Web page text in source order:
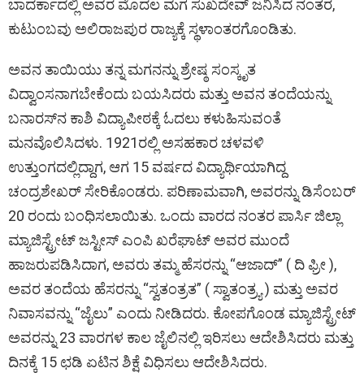
ಬಾದರ್ಕಾದಲ್ಲಿ ಅವರ ಮೊದಲ ಮಗ ಸುಖದೇವ್ ಜನಿಸಿದ ನಂತರ,
ಕುಟುಂಬವು ಅಲಿರಾಜಪುರ ರಾಜ್ಯಕ್ಕೆ ಸ್ಥಳಾಂತರಗೊಂಡಿತು.
ಅವನ ತಾಯಿಯು ತನ್ನ ಮಗನನ್ನು ಶ್ರೇಷ್ಠ ಸಂಸ್ಕೃತ
ವಿದ್ವಾಂಸನಾಗಬೇಕೆಂದು ಬಯಸಿದರು ಮತ್ತು ಅವನ ತಂದೆಯನ್ನು
ಬನಾರಸ್‌ನ ಕಾಶಿ ವಿದ್ಯಾಪೀಠಕ್ಕೆ ಓದಲು ಕಳುಹಿಸುವಂತೆ
ಮನವೊಲಿಸಿದಳು. 1921ರಲ್ಲಿ ಅಸಹಕಾರ ಚಳವಳಿ
ಉತ್ತುಂಗದಲ್ಲಿದ್ದಾಗ, ಆಗ 15 ವರ್ಷದ ವಿದ್ಯಾರ್ಥಿಯಾಗಿದ್ದ
ಚಂದ್ರಶೇಖರ್ ಸೇರಿಕೊಂಡರು. ಪರಿಣಾಮವಾಗಿ, ಅವರನ್ನು ಡಿಸೆಂಬರ್
20 ರಂದು ಬಂಧಿಸಲಾಯಿತು. ಒಂದು ವಾರದ ನಂತರ ಪಾರ್ಸಿ ಜಿಲ್ಲಾ
ಮ್ಯಾಜಿಸ್ಟ್ರೇಟ್ ಜಸ್ಟೀಸ್ ಎಂಪಿ ಖರೆಘಾಟ್ ಅವರ ಮುಂದೆ
ಹಾಜರುಪಡಿಸಿದಾಗ, ಅವರು ತಮ್ಮ ಹೆಸರನ್ನು “ಆಜಾದ್” ( ದಿ ಫ್ರೀ ),
ಅವರ ತಂದೆಯ ಹೆಸರನ್ನು “ಸ್ವತಂತ್ರತ” ( ಸ್ವಾತಂತ್ರ್ಯ ) ಮತ್ತು ಅವರ
ನಿವಾಸವನ್ನು “ಜೈಲು” ಎಂದು ನೀಡಿದರು. ಕೋಪಗೊಂಡ ಮ್ಯಾಜಿಸ್ಟ್ರೇಟ್
ಅವರನ್ನು 23 ವಾರಗಳ ಕಾಲ ಜೈಲಿನಲ್ಲಿ ಇರಿಸಲು ಆದೇಶಿಸಿದರು ಮತ್ತು
ದಿನಕ್ಕೆ 15 ಛಡಿ ಏಟಿನ ಶಿಕ್ಷೆ ವಿಧಿಸಲು ಆದೇಶಿಸಿದರು.